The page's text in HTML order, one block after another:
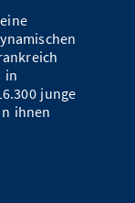
in
junge
ihnen